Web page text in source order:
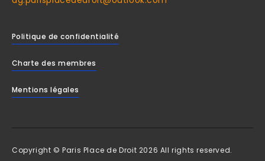
Politique de confidentialité
Charte des membres
Mentions légales
Copyright © Paris Place de Droit 2026 All rights reserved.